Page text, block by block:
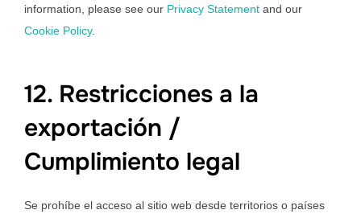
information, please see our Privacy Statement and our
Cookie Policy.
12. Restricciones a la
exportación /
Cumplimiento legal
Se prohíbe el acceso al sitio web desde territorios o países